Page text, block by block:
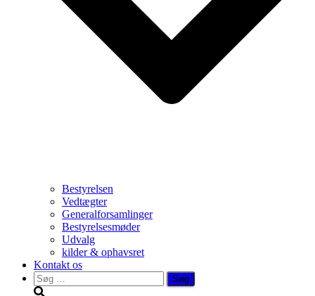
Bestyrelsen
Vedtægter
Generalforsamlinger
Bestyrelsesmøder
Udvalg
kilder & ophavsret
Kontakt os
Søg
efter: